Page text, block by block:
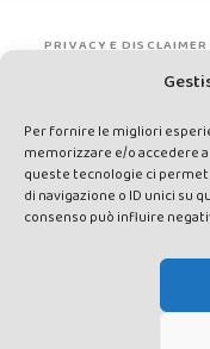
Per fornire le migliori
memorizzare e/o accedere
queste tecnologie ci
di navigazione o ID unici su
consenso può influire
PRIVACY E DISCLAIMER
rights reserved -
autorizzazione n°1 del
Cacace - E-mail:
Media